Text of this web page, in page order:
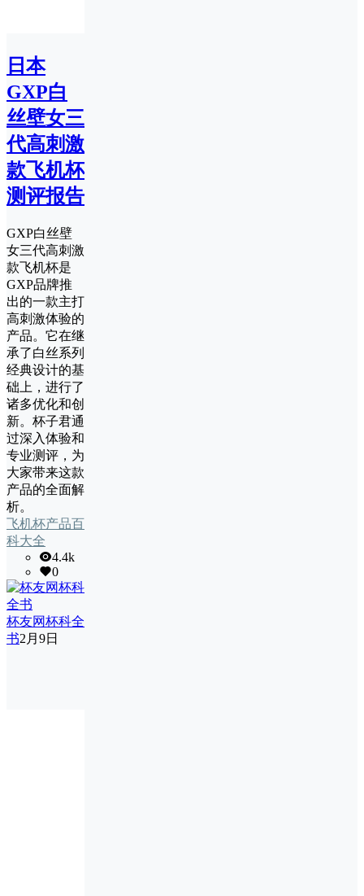
日本
GXP白
丝壁女三
代高刺激
款飞机杯
测评报告
GXP白丝壁
女三代高刺激
款飞机杯是
GXP品牌推
出的一款主打
高刺激体验的
产品。它在继
承了白丝系列
经典设计的基
础上，进行了
诸多优化和创
新。杯子君通
过深入体验和
专业测评，为
大家带来这款
产品的全面解
析。
飞机杯产品百
科大全
4.4k
0
杯友网杯科全
书2月9日